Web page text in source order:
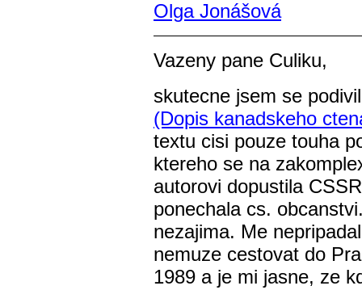
Olga Jonášová
Vazeny pane Culiku,
skutecne jsem se
(Dopis kanadskeho
textu cisi pouze touha
ktereho se na
autorovi dopustila
ponechala cs.
nezajima. Me
nemuze cestovat do
1989 a je mi jasne, ze